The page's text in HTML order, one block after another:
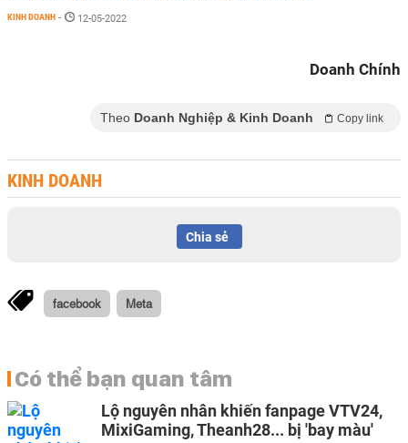
KINH DOANH - 12-05-2022
Doanh Chính
Theo Doanh Nghiệp & Kinh Doanh Copy link
KINH DOANH
Chia sẻ
facebook Meta
Có thể bạn quan tâm
Lộ nguyên nhân khiến fanpage VTV24,
MixiGaming, Theanh28... bị 'bay màu'